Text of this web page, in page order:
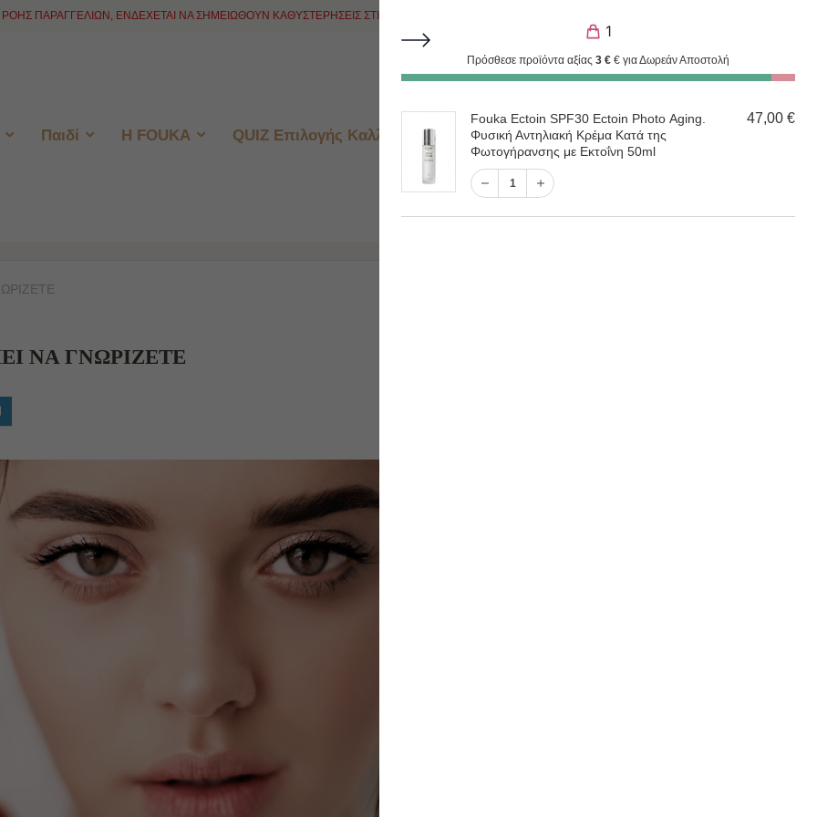
ΠΑΡΑΓΓΕΛΙΩΝ, ΕΝΔΕΧΕΤΑΙ ΝΑ ΣΗΜΕΙΩΘΟΥΝ ΚΑΘΥΣΤΕΡΗΣΕΙΣ ΣΤΙΣ ΑΠΟΣΤΟΛΕΣ. ΣΑΣ ΕΥΧΑΡΙΣΤΟΥΜΕ ΓΙΑ ΤΗΝ ΥΠΟΜΟΝΗ ΣΑΣ.
Παιδί H FOUKA QUIZ Επιλογής Καλλυντικών Είσοδος / Εγγραφή
ΝΑ ΓΝΩΡΙΖΕΤΕ
1
Πρόσθεσε προϊόντα αξίας 3 € € για Δωρεάν Αποστολή
Fouka Ectoin SPF30 Ectoin Photo Αging.
Φυσική Αντηλιακή Κρέμα Κατά της
Φωτογήρανσης με Eκτοΐνη 50ml
1
47,00 €